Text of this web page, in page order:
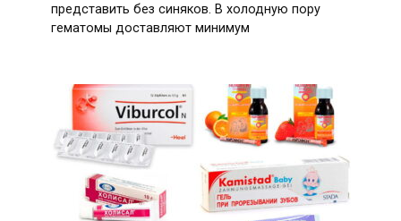
представить без синяков. В холодную пору
гематомы доставляют минимум